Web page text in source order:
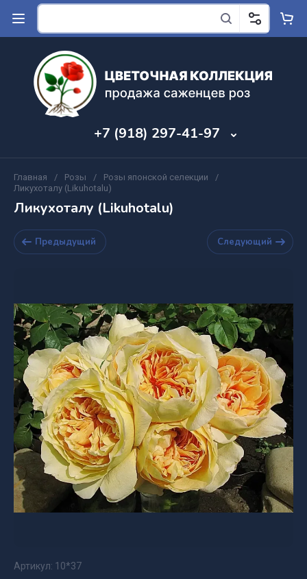
+7 (918) 297-41-97
Главная / Розы / Розы японской селекции
/
Ликухоталу (Likuhotalu)
Ликухоталу (Likuhotalu)
Предыдущий Следующий
Артикул: 10*37